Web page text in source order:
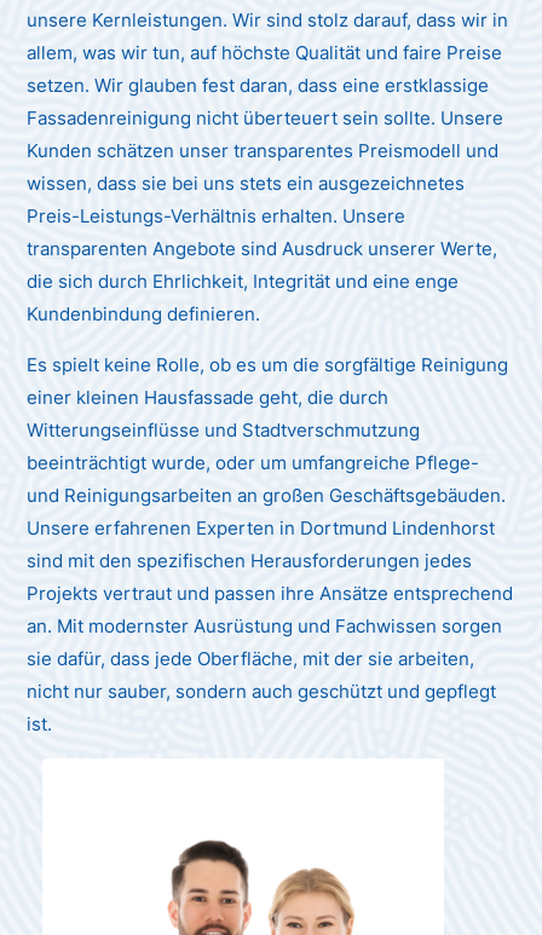
unsere Kernleistungen. Wir sind stolz darauf, dass wir in
allem, was wir tun, auf höchste Qualität und faire Preise
setzen. Wir glauben fest daran, dass eine erstklassige
Fassadenreinigung nicht überteuert sein sollte. Unsere
Kunden schätzen unser transparentes Preismodell und
wissen, dass sie bei uns stets ein ausgezeichnetes
Preis-Leistungs-Verhältnis erhalten. Unsere
transparenten Angebote sind Ausdruck unserer Werte,
die sich durch Ehrlichkeit, Integrität und eine enge
Kundenbindung definieren.
Es spielt keine Rolle, ob es um die sorgfältige Reinigung
einer kleinen Hausfassade geht, die durch
Witterungseinflüsse und Stadtverschmutzung
beeinträchtigt wurde, oder um umfangreiche Pflege-
und Reinigungsarbeiten an großen Geschäftsgebäuden.
Unsere erfahrenen Experten in Dortmund Lindenhorst
sind mit den spezifischen Herausforderungen jedes
Projekts vertraut und passen ihre Ansätze entsprechend
an. Mit modernster Ausrüstung und Fachwissen sorgen
sie dafür, dass jede Oberfläche, mit der sie arbeiten,
nicht nur sauber, sondern auch geschützt und gepflegt
ist.